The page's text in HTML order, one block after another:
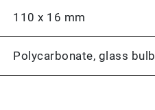
110 x 16 mm
Polycarbonate, glass bulb